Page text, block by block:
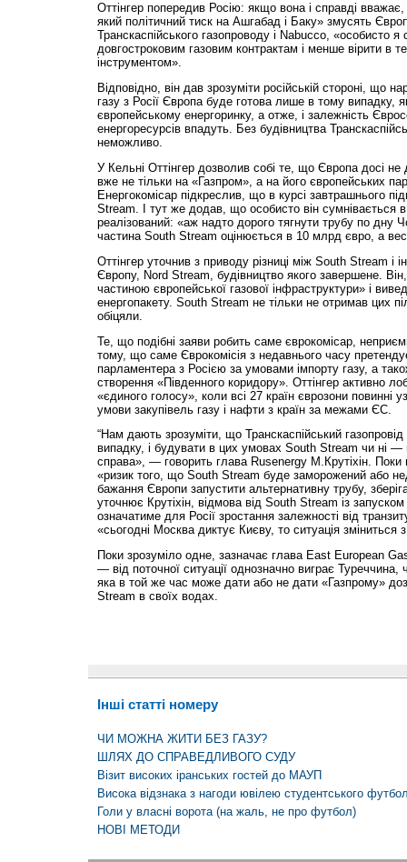
Оттінгер попередив Росію: якщо вона і справді
який політичний тиск на Ашгабад і Баку» змусять
Транскаспійського газопроводу і Nabucco, «особисто
довгостроковим газовим контрактам і менше вірити в
інструментом».
Відповідно, він дав зрозуміти російській стороні, що
газу з Росії Європа буде готова лише в тому випадку,
європейському енергоринку, а отже, і залежність
енергоресурсів впадуть. Без будівництва
неможливо.
У Кельні Оттінгер дозволив собі те, що Європа досі
вже не тільки на «Газпром», а на його європейських
Енергокомісар підкреслив, що в курсі завтрашнього
Stream. І тут же додав, що особисто він сумнівається
реалізований: «аж надто дорого тягнути трубу по дну
частина South Stream оцінюється в 10 млрд євро, а
Оттінгер уточнив з приводу різниці між South Stream і
Європу, Nord Stream, будівництво якого завершене.
частиною європейської газової інфраструктури» і
енергопакету. South Stream не тільки не отримав цих
обіцяли.
Те, що подібні заяви робить саме єврокомісар,
тому, що саме Єврокомісія з недавнього часу
парламентера з Росією за умовами імпорту газу, а
створення «Південного коридору». Оттінгер активно
«єдиного голосу», коли всі 27 країн єврозони повинні
умови закупівель газу і нафти з країн за межами ЄС.
“Нам дають зрозуміти, що Транскаспійський
випадку, і будувати в цих умовах South Stream чи ні
справа», — говорить глава Rusenergy М.Крутіхін. Поки
«ризик того, що South Stream буде заморожений або
бажання Європи запустити альтернативну трубу,
уточнює Крутіхін, відмова від South Stream із
означатиме для Росії зростання залежності від
«сьогодні Москва диктує Києву, то ситуація зміниться
Поки зрозуміло одне, зазначає глава East European
— від поточної ситуації однозначно виграє Туреччина,
яка в той же час може дати або не дати «Газпрому»
Stream в своїх водах.
Інші статті номеру
ЧИ МОЖНА ЖИТИ БЕЗ ГАЗУ?
ШЛЯХ ДО СПРАВЕДЛИВОГО СУДУ
Візит високих іранських гостей до МАУП
Висока відзнака з нагоди ювілею студентського
Голи у власні ворота (на жаль, не про футбол)
НОВІ МЕТОДИ